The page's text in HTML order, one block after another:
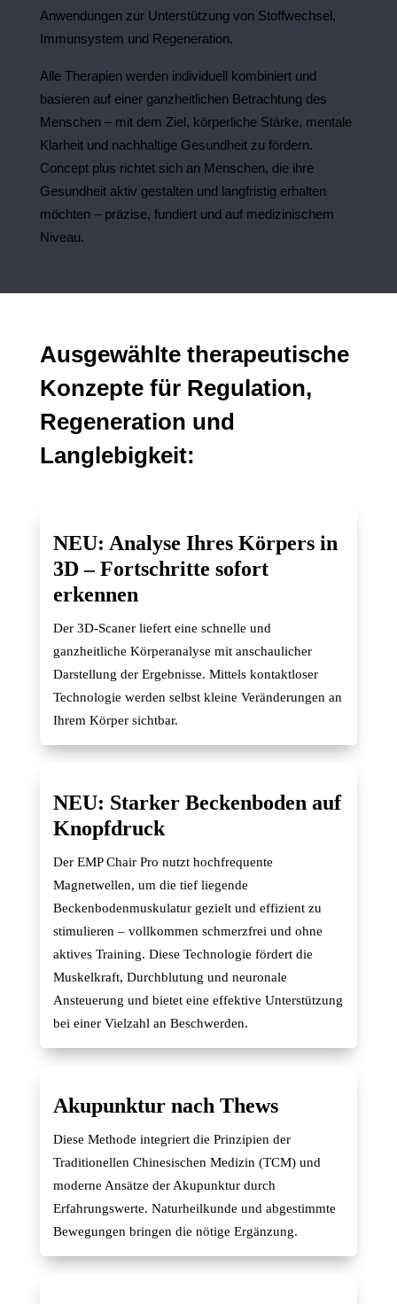
Anwendungen zur Unterstützung von Stoffwechsel,
Immunsystem und Regeneration.
Alle Therapien werden individuell kombiniert und
basieren auf einer ganzheitlichen Betrachtung des
Menschen – mit dem Ziel, körperliche Stärke, mentale
Klarheit und nachhaltige Gesundheit zu fördern.
Concept plus richtet sich an Menschen, die ihre
Gesundheit aktiv gestalten und langfristig erhalten
möchten – präzise, fundiert und auf medizinischem
Niveau.
Ausgewählte therapeutische
Konzepte für Regulation,
Regeneration und
Langlebigkeit:
NEU: Analyse Ihres Körpers in
3D – Fortschritte sofort
erkennen
Der 3D-Scaner liefert eine schnelle und
ganzheitliche Körperanalyse mit anschaulicher
Darstellung der Ergebnisse. Mittels kontaktloser
Technologie werden selbst kleine Veränderungen an
Ihrem Körper sichtbar.
NEU: Starker Beckenboden auf
Knopfdruck
Der EMP Chair Pro nutzt hochfrequente
Magnetwellen, um die tief liegende
Beckenbodenmuskulatur gezielt und effizient zu
stimulieren – vollkommen schmerzfrei und ohne
aktives Training. Diese Technologie fördert die
Muskelkraft, Durchblutung und neuronale
Ansteuerung und bietet eine effektive Unterstützung
bei einer Vielzahl an Beschwerden.
Akupunktur nach Thews
Diese Methode integriert die Prinzipien der
Traditionellen Chinesischen Medizin (TCM) und
moderne Ansätze der Akupunktur durch
Erfahrungswerte. Naturheilkunde und abgestimmte
Bewegungen bringen die nötige Ergänzung.